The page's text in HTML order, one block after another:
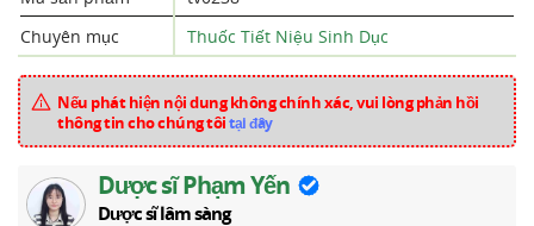
Chuyên mục
Thuốc Tiết Niệu Sinh Dục
Nếu phát hiện nội dung không chính xác, vui lòng phản hồi
thông tin cho chúng tôitại đây
Dược sĩ Phạm Yến
Dược sĩ lâm sàng